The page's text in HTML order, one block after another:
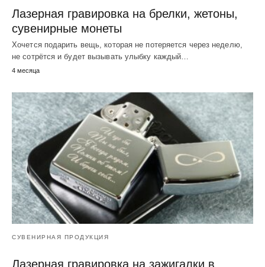
Лазерная гравировка на брелки, жетоны,
сувенирные монеты
Хочется подарить вещь, которая не потеряется через неделю,
не сотрётся и будет вызывать улыбку каждый…
4 месяца
СУВЕНИРНАЯ ПРОДУКЦИЯ
Лазерная гравировка на зажигалки в